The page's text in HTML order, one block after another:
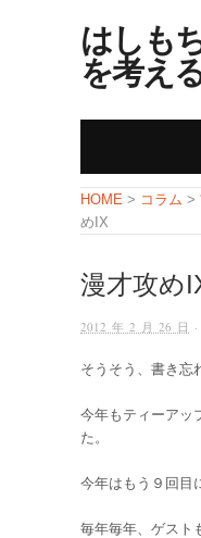
はしも
を考え
HOME > コラム >
めIX
漫才攻め
2012 年 2 月 26 日
そうそう、書き忘
今年もティーアッ
た。
今年はもう９回目
毎年毎年、ゲスト